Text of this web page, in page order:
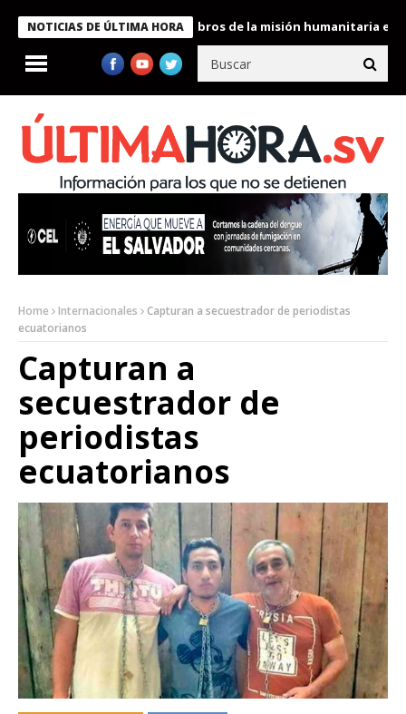
NOTICIAS DE ÚLTIMA HORA
Bukele condecora a miembros de la misión humanitaria enviada
Home Internacionales
Capturan a secuestrador de periodistas
ecuatorianos
Capturan a
secuestrador de
periodistas
ecuatorianos